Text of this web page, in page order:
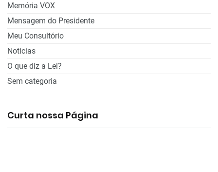
Memória VOX
Mensagem do Presidente
Meu Consultório
Notícias
O que diz a Lei?
Sem categoria
Curta nossa Página